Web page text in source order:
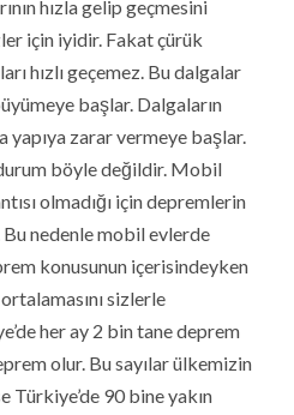
hızla gelip geçmesini
için iyidir. Fakat çürük
hızlı geçemez. Bu dalgalar
başlar. Dalgaların
yapıya zarar vermeye başlar.
böyle değildir. Mobil
olmadığı için depremlerin
nedenle mobil evlerde
konusunun içerisindeyken
sizlerle
her ay 2 bin tane deprem
olur. Bu sayılar ülkemizin
Türkiye’de 90 bine yakın